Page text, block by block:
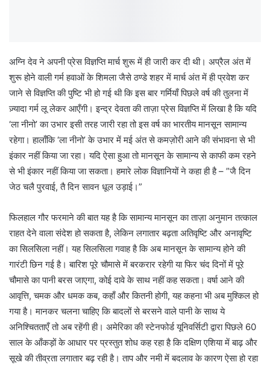
अग्नि देव ने अपनी प्रेस विज्ञप्ति मार्च शुरू में ही जारी कर दी थी। अप्रैल अंत में
शुरू होने वाली गर्म हवाओं के शिमला जैसे ठण्डे शहर में मार्च अंत में ही प्रवेश कर
जाने से विज्ञप्ति की पुष्टि भी हो गई थी कि इस बार गर्मियाँ पिछले वर्ष की तुलना में
ज़्यादा गर्म लू लेकर आएँगी। इन्द्र देवता की ताज़ा प्रेस विज्ञप्ति में लिखा है कि यदि
‘ला नीनो’ का उभार इसी तरह जारी रहा तो इस वर्ष का भारतीय मानसून सामान्य
रहेगा। हालाँकि ‘ला नीनो’ के उभार में मई अंत से कमज़ोरी आने की संभावना से भी
इंकार नहीं किया जा रहा। यदि ऐसा हुआ तो मानसून के सामान्य से काफी कम रहने
से भी इंकार नहीं किया जा सकता। हमारे लोक विज्ञानियों ने कहा ही है – ”जै दिन
जेठ चलै पुरवाई, तै दिन सावन धूल उड़ाई।”
फिलहाल गौर फरमाने की बात यह है कि सामान्य मानसून का ताज़ा अनुमान तत्काल
राहत देने वाला संदेश हो सकता है, लेकिन लगातार बढ़ता अतिवृष्टि और अनावृष्टि
का सिलसिला नहीं। यह सिलसिला गवाह है कि अब मानसून के सामान्य होने की
गारंटी छिन गई है। बारिश पूरे चौमासे में बरकरार रहेगी या फिर चंद दिनों में पूरे
चौमासे का पानी बरस जाएगा, कोई दावे के साथ नहीं कह सकता। वर्षा आने की
आवृत्ति, चमक और धमक कब, कहाँ और कितनी होगी, यह कहना भी अब मुश्किल हो
गया है। मानकर चलना चाहिए कि बादलों से बरसने वाले पानी के साथ ये
अनिश्चितताएँ तो अब रहेंगी ही। अमेरिका की स्टेनफोर्ड यूनिवर्सिटी द्वारा पिछले 60
साल के आँकड़ों के आधार पर प्रस्तुत शोध कह रहा है कि दक्षिण एशिया में बाढ़ और
सूखे की तीव्रता लगातार बढ़ रही है। ताप और नमी में बदलाव के कारण ऐसा हो रहा